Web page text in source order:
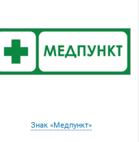
Знак «Медпункт»